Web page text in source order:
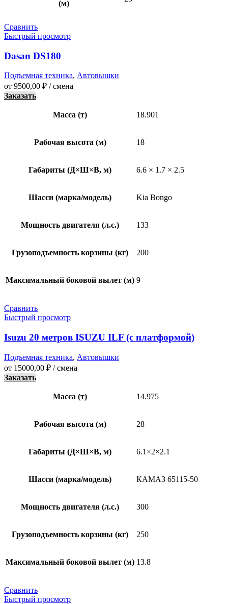
(м)
Сравнить
Быстрый просмотр
Dasan DS180
Подъемная техника, Автовышки
от 9500,00 ₽ / смена
Заказать
Масса (т) 18.901
Рабочая высота (м) 18
Габариты (Д×Ш×В, м) 6.6 × 1.7 × 2.5
Шасси (марка/модель) Kia Bongo
Мощность двигателя (л.с.) 133
Грузоподъемность корзины (кг) 200
Максимальный боковой вылет (м) 9
Сравнить
Быстрый просмотр
Isuzu 20 метров ISUZU ILF (с платформой)
Подъемная техника, Автовышки
от 15000,00 ₽ / смена
Заказать
Масса (т) 14.975
Рабочая высота (м) 28
Габариты (Д×Ш×В, м) 6.1×2×2.1
Шасси (марка/модель) КАМАЗ 65115-50
Мощность двигателя (л.с.) 300
Грузоподъемность корзины (кг) 250
Максимальный боковой вылет (м) 13.8
Сравнить
Быстрый просмотр